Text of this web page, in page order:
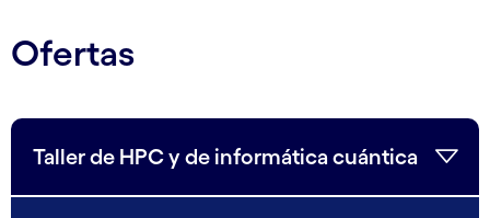
Ofertas
Taller de HPC y de informática cuántica